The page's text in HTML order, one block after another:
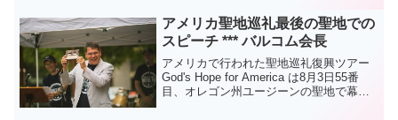
アメリカ聖地巡礼最後の聖地での
スピーチ *** バルコム会長
アメリカで行われた聖地巡礼復興ツアー
God's Hope for America は8月3日55番
目、オレゴン州ユージーンの聖地で幕を